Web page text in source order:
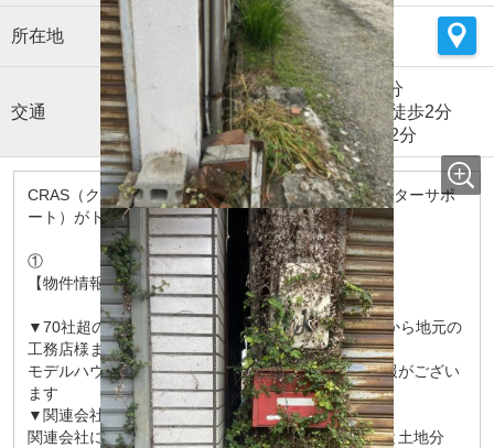
所在地 熊本県 玉名市 繁根木
交通
鹿児島本線「玉名」駅 徒歩9分
「亀甲商店街」バス停下車 徒歩2分
「繁根木」バス停下車 徒歩2分
CRAS（クラス）は総合力（物件情報・提案力・アフターサポ
ート）がトップクラス
①
【物件情報】
▼70社超の提携建築会社様（大手ハウスメーカー様から地元の
工務店様まで）
モデルハウスの販売情報や建築会社様保有の土地情報がござい
ます
▼関連会社の新着・未公開物件情報
関連会社に中古不動産買取り専門のグッドバイバイと土地分